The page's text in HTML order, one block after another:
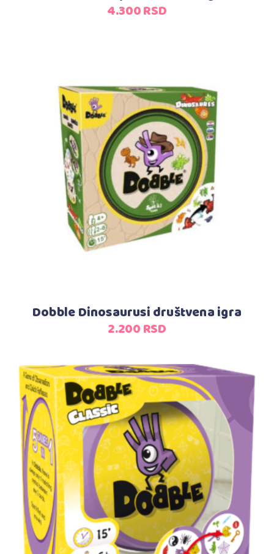
4.300RSD
Dodaj u korpu
Dobble Dinosaurusi društvena igra
2.200RSD
Dodaj u korpu